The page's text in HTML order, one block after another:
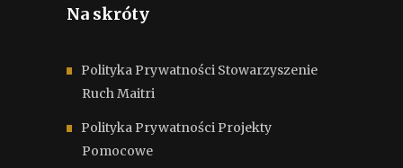
Na skróty
Polityka Prywatności Stowarzyszenie
Ruch Maitri
Polityka Prywatności Projekty
Pomocowe